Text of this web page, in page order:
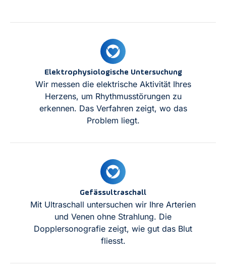
Elektrophysiologische Untersuchung
Wir messen die elektrische Aktivität Ihres
Herzens, um Rhythmusstörungen zu
erkennen. Das Verfahren zeigt, wo das
Problem liegt.
Gefässultraschall
Mit Ultraschall untersuchen wir Ihre Arterien
und Venen ohne Strahlung. Die
Dopplersonografie zeigt, wie gut das Blut
fliesst.